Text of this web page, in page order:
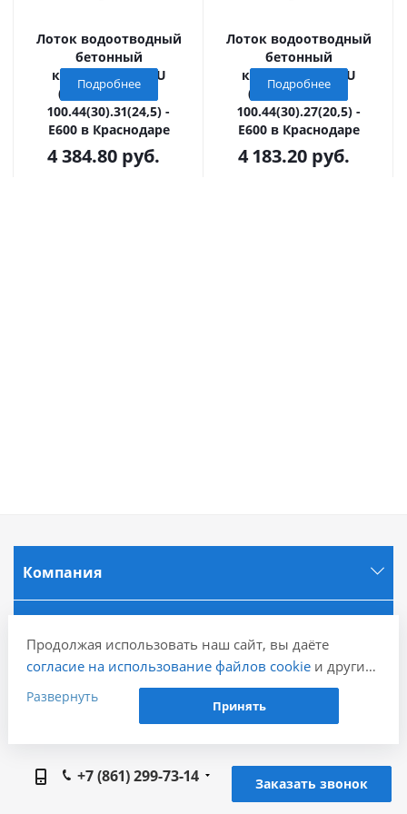
Лоток водоотводный
бетонный
коробчатый GBU
(СО-300мм), KU
100.44(30).31(24,5) -
E600 в Краснодаре
4 384.80 руб.
Подробнее
Лоток водоотводный
бетонный
коробчатый GBU
(СО-300мм), KU
100.44(30).27(20,5) -
E600 в Краснодаре
4 183.20руб.
Подробнее
Компания
+7 (861) 299-73-14
Заказать звонок
Продолжая использовать наш сайт, вы даёте
согласие на использование файлов cookieи других
пользовательских данных (включая IP-адрес,
сведения о местоположении, устройстве, действиях
ретаргетинга и использования систем аналитики
(например, Яндекс.Метрика), в соответствии с
Развернуть
Принять